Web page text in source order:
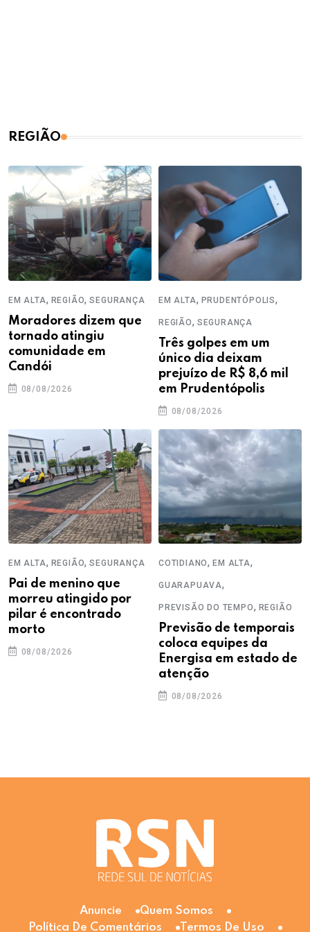
REGIÃO
EM ALTA, REGIÃO,SEGURANÇA
Moradores dizem que
tornado atingiu
comunidade em
Candói
08/08/2026
EM ALTA, PRUDENTÓPOLIS,
REGIÃO, SEGURANÇA
Três golpes em um
único dia deixam
prejuízo de R$ 8,6 mil
em Prudentópolis
08/08/2026
EM ALTA, REGIÃO,SEGURANÇA
Pai de menino que
morreu atingido por
pilar é encontrado
morto
08/08/2026
COTIDIANO,EM ALTA,
GUARAPUAVA,
PREVISÃO DO TEMPO, REGIÃO
Previsão de temporais
coloca equipes da
Energisa em estado de
atenção
08/08/2026
Anuncie
Quem Somos
Política De Comentários
Termos De Uso